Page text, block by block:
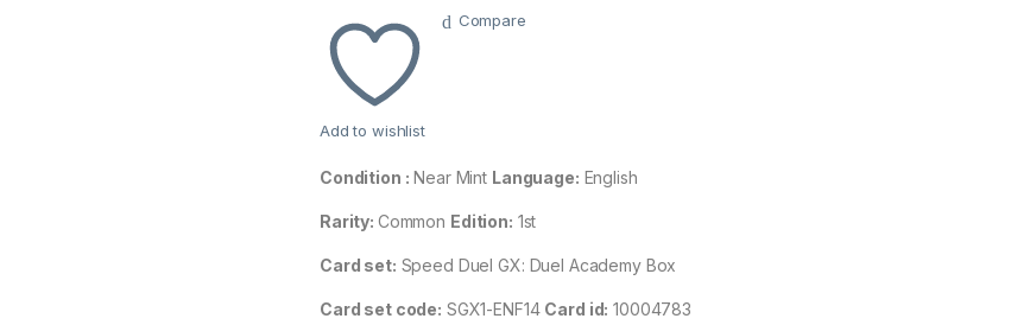
Add to wishlist
Compare
Condition : Near Mint Language: English
Rarity: Common Edition: 1st
Card set: Speed Duel GX: Duel Academy Box
Card set code: SGX1-ENF14 Card id: 10004783